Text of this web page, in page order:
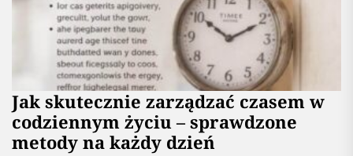
Jak skutecznie zarządzać czasem w
codziennym życiu – sprawdzone
metody na każdy dzień